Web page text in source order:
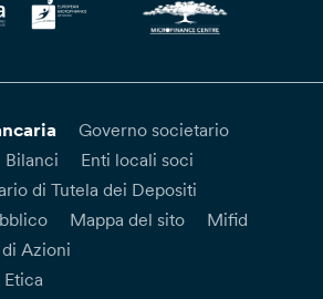
Governo societario
Bilanci
Enti locali soci
di Tutela dei Depositi
Mappa del sito
Mifid
Azioni